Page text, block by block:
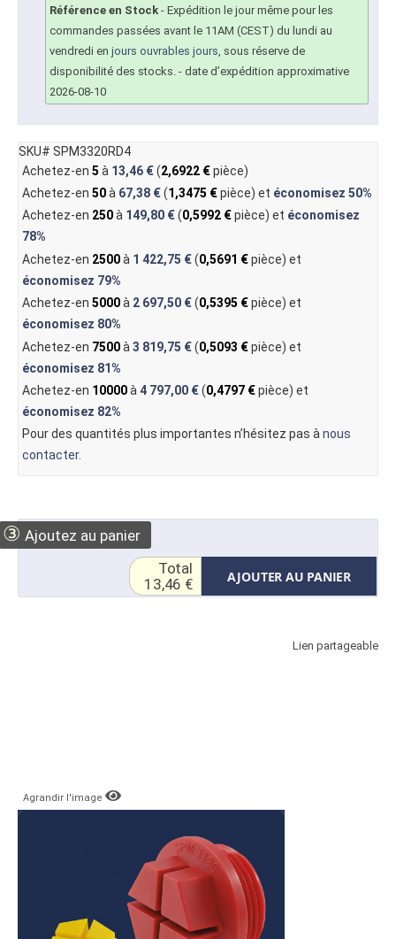
Référence en Stock - Expédition le jour même pour les
commandes passées avant le 11AM (CEST) du lundi au
vendredi en jours ouvrables jours, sous réserve de
disponibilité des stocks. - date d’expédition approximative
2026-08-10
SKU# SPM3320RD4
Achetez-en 5 à 13,46 €(2,6922 €pièce)
Achetez-en 50à 67,38 €(1,3475 €pièce) et économisez 50%
Achetez-en 250à 149,80 €(0,5992 €pièce) et économisez
78%
Achetez-en 2500à 1 422,75 €(0,5691 €pièce) et
économisez 79%
Achetez-en 5000à 2 697,50 €(0,5395 €pièce) et
économisez 80%
Achetez-en 7500à 3 819,75 €(0,5093 €pièce) et
économisez 81%
Achetez-en 10000à 4 797,00 €(0,4797 €pièce) et
économisez 82%
Pour des quantités plus importantes n’hésitez pas ànous
contacter.
③ Ajoutez au panier
AJOUTER AU PANIER
Total
13,46 €
Lien partageable
Agrandir l'image